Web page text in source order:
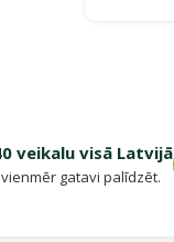
veikalu visā Latvijā
gatavi palīdzēt.